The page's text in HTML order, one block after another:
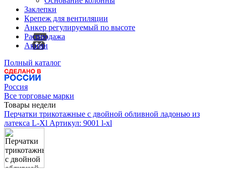
Заклепки
Крепеж для вентиляции
Анкер регулируемый по высоте
Распродажа
Акции
Полный каталог
Россия
Все торговые марки
Товары недели
Перчатки трикотажные с двойной обливной ладонью из
латекса L-Xl Артикул: 9001 l-xl